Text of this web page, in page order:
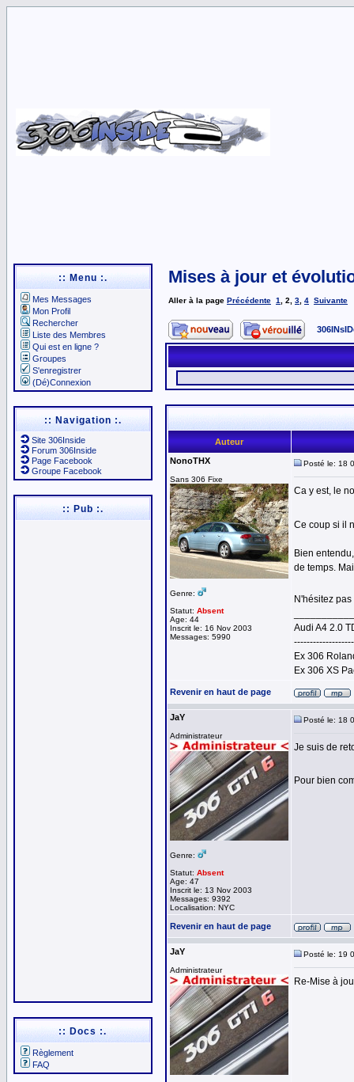
:: Menu :.
Mes Messages
Mon Profil
Rechercher
Liste des Membres
Qui est en ligne ?
Groupes
S'enregistrer
(Dé)Connexion
:: Navigation :.
Site 306Inside
Forum 306Inside
Page Facebook
Groupe Facebook
:: Pub :.
:: Docs :.
Règlement
FAQ
Mises à jour et
Aller à la page Précédente 1 2 3 4 Suivante
Auteur
NonoTHX
Sans 306 Fixe
Genre:
Statut: Absent
Age: 44
Inscrit le: 16 Nov 2003
Messages: 5990
Posté le: 18
Ca y est, le
Ce coup si il
Bien
de temps.
N'hésitez
Audi A4 2.0
Ex 306
Ex 306 XS
Revenir en haut de page
JaY
Administrateur
Genre:
Statut: Absent
Age: 47
Inscrit le: 13 Nov 2003
Messages: 9392
Localisation: NYC
Posté le: 18
Je suis de
Pour bien
Revenir en haut de page
JaY
Administrateur
Posté le: 19
Re-Mise à